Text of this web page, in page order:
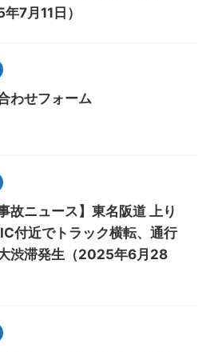
年7月11日）
わせフォーム
故ニュース】東名阪道 上り
付近でトラック横転、通行
渋滞発生（2025年6月28